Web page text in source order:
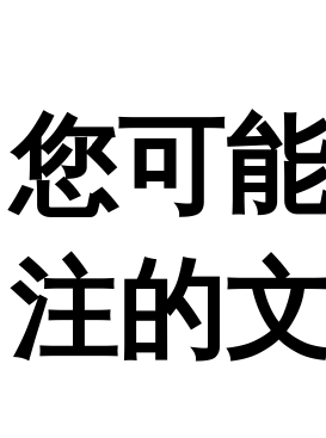
您可
注的